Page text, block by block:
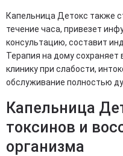
Капельница Детокс также
течение часа, привезет
консультацию, составит
Терапия на дому сохраняет
клинику при слабости,
обслуживание полностью
Капельница
токсинов и
организма